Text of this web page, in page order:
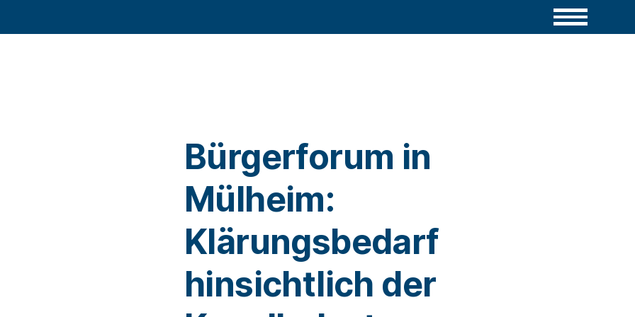
Bürgerforum in
Mülheim:
Klärungsbedarf
hinsichtlich der